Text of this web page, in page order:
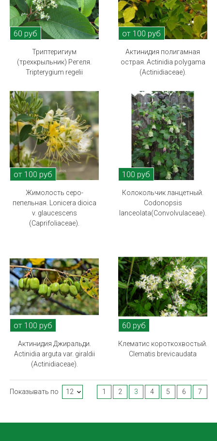
60 руб
Триптеригиум
(трехкрыльник) Регеля.
Tripterygium regelii
от 100 руб
Актинидия полигамная
острая. Actinidia polygama
(Actinidiaceae).
от 100 руб
Жимолость серо-
пепельная. Lonicera dioica
v. glaucescens
(Caprifoliaceae).
100 руб
Колокольчик ланцетный.
Codonopsis
lanceolata(Convolvulaceae).
от 100 руб
Актинидия Джиральди.
Actinidia arguta var. giraldii
(Actinidiaceae).
60 руб
Клематис короткохвостый.
Clematis brevicaudata
Показывать по 1 2 3 4 5 6 7